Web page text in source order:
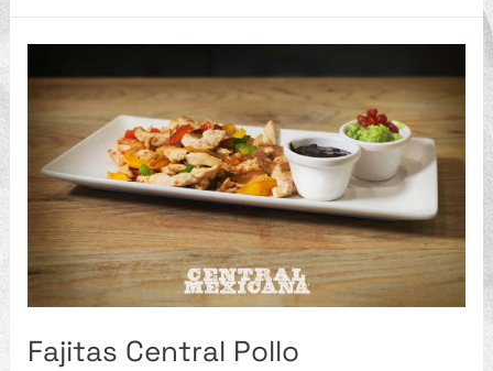
Fajitas Central Pollo
Central
Pollo